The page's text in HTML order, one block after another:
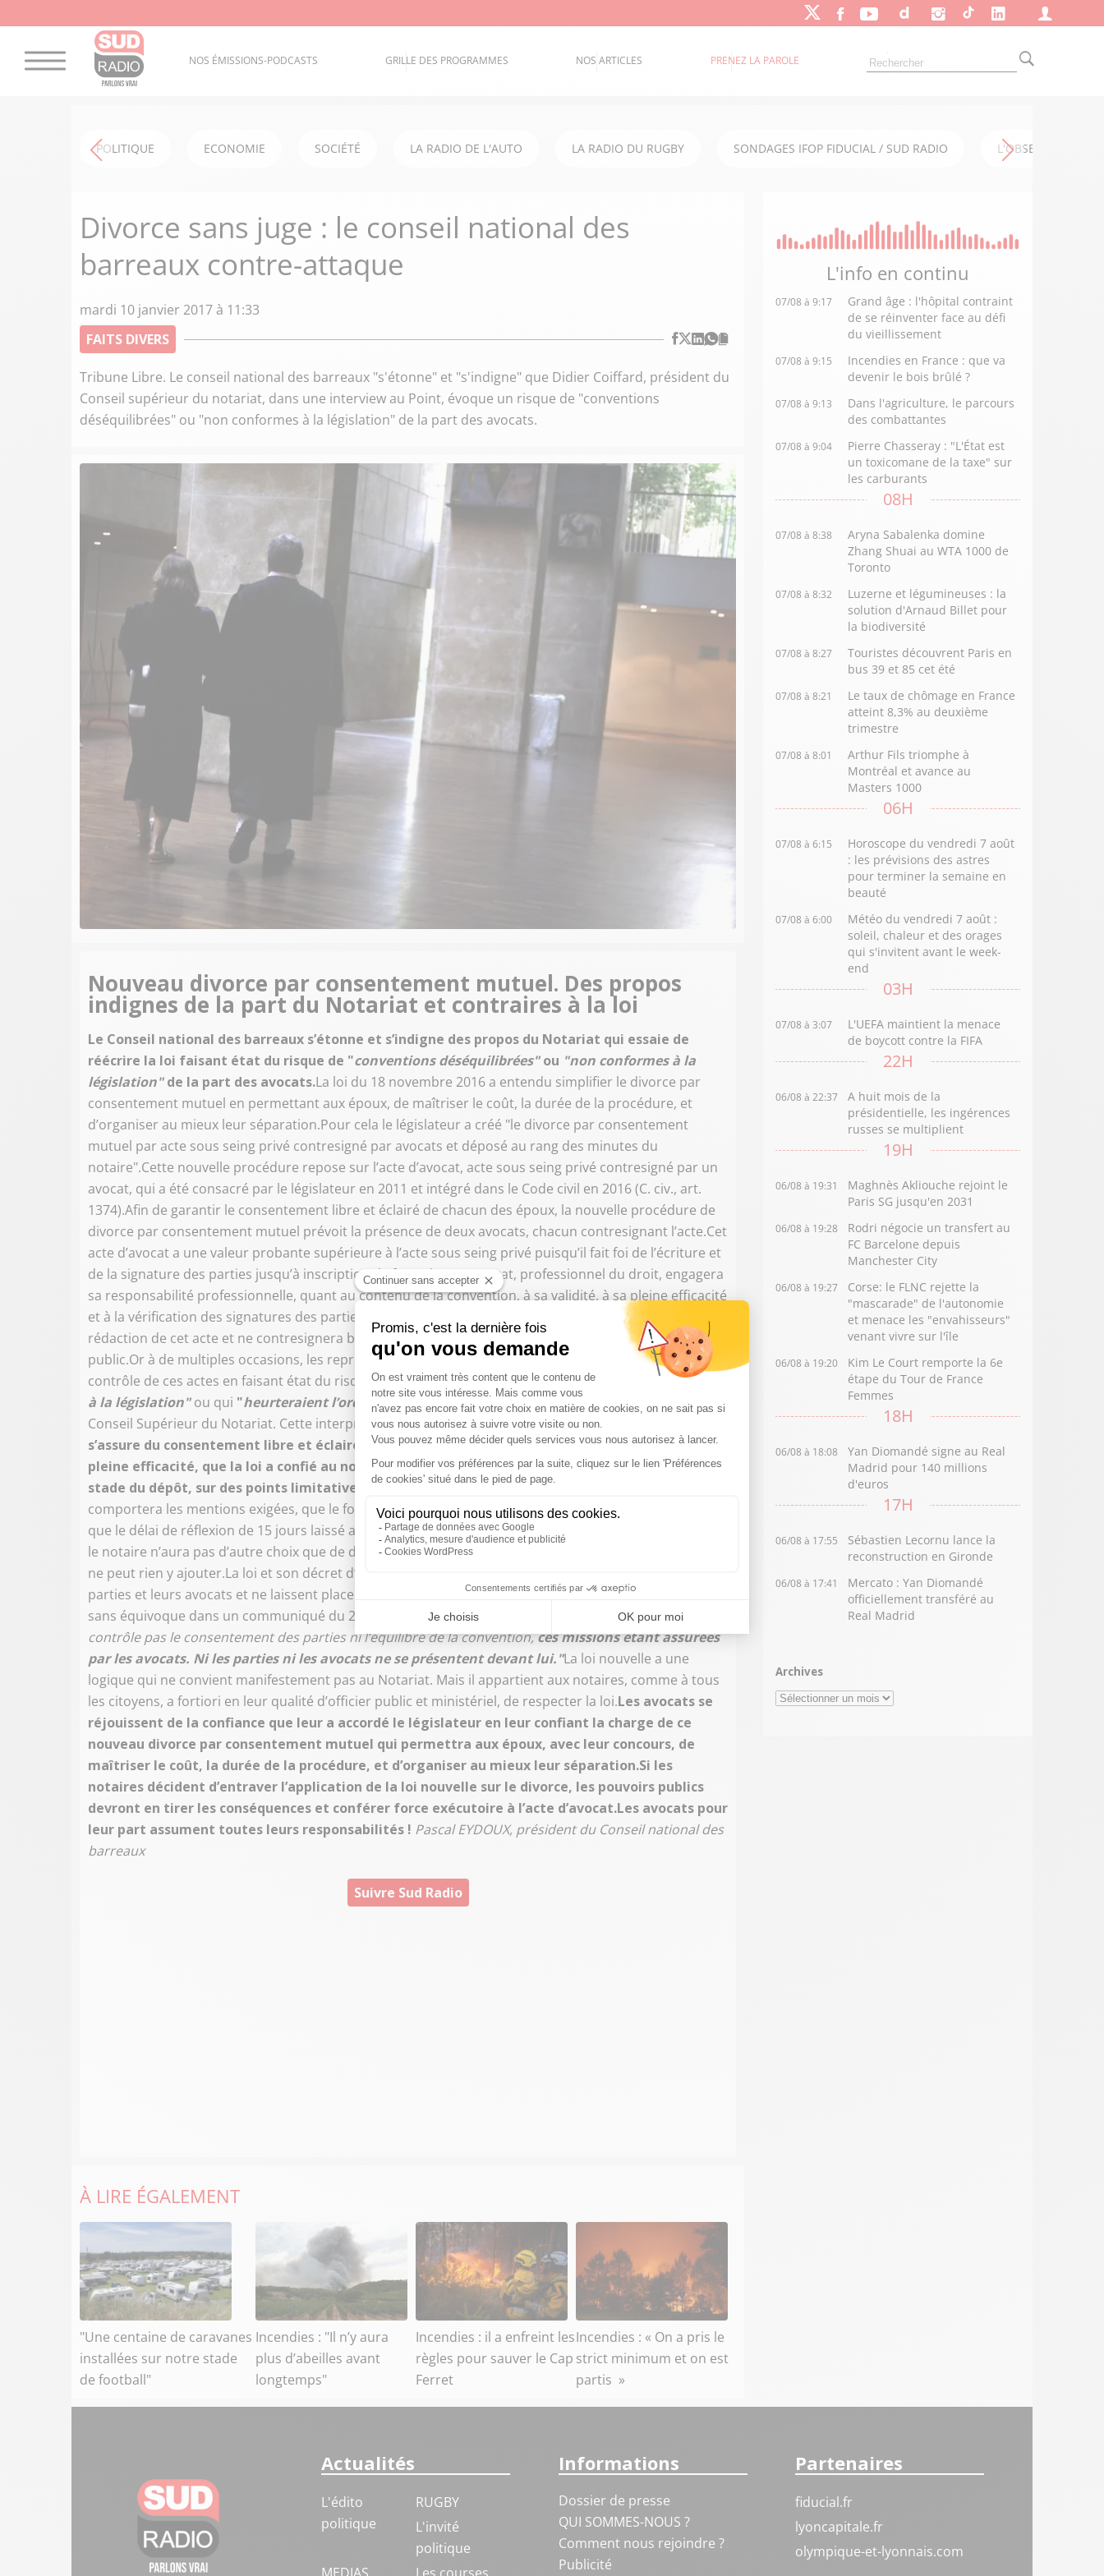
NOS ÉMISSIONS-PODCASTS GRILLE DES PROGRAMMES NOS ARTICLES PRENEZ LA PAROLE
POLITIQUE ECONOMIE SOCIÉTÉ LA RADIO DE L'AUTO LA RADIO DU RUGBY SONDAGES IFOP FIDUCIAL / SUD RADIO L'OBSERVATOIRE
Divorce sans juge : le conseil national des
barreaux contre-attaque
mardi 10 janvier 2017 à 11:33
FAITS DIVERS
Tribune Libre. Le conseil national des barreaux "s'étonne" et "s'indigne" que Didier Coiffard, président du
Conseil supérieur du notariat, dans une interview au Point, évoque un risque de "conventions
déséquilibrées" ou "non conformes à la législation" de la part des avocats.
Nouveau divorce par consentement mutuel. Des propos
indignes de la part du Notariat et contraires à la loi
Le Conseil national des barreaux s’étonne et s’indigne des propos du Notariat qui essaie de
réécrire la loi faisant état du risque de "conventions déséquilibrées"ou "non conformes à la
législation"de la part des avocats.La loi du 18 novembre 2016 a entendu simplifier le divorce par
consentement mutuel en permettant aux époux, de maîtriser le coût, la durée de la procédure, et
d’organiser au mieux leur séparation.Pour cela le législateur a créé "le divorce par consentement
mutuel par acte sous seing privé contresigné par avocats et déposé au rang des minutes du
notaire".Cette nouvelle procédure repose sur l’acte d’avocat, acte sous seing privé contresigné par un
avocat, qui a été consacré par le législateur en 2011 et intégré dans le Code civil en 2016 (C. civ., art.
1374).Afin de garantir le consentement libre et éclairé de chacun des époux, la nouvelle procédure de
divorce par consentement mutuel prévoit la présence de deux avocats, chacun contresignant l’acte.Cet
acte d’avocat a une valeur probante supérieure à l’acte sous seing privé puisqu’il fait foi de l’écriture et
de la signature des parties jusqu’à inscription de faux.Chaque avocat, professionnel du droit, engagera
sa responsabilité professionnelle, quant au contenu de la convention, à sa validité, à sa pleine efficacité
et à la vérification des signatures des parties. Il veillera au respect des lois et règlements lors de la
rédaction de cet acte et ne contresignera bien évidemment pas une convention contraire à l’ordre
public.Or à de multiples occasions, les représentants du Notariat ont exprimé leur volonté d’exercer un
contrôle de ces actes en faisant état du risquede"conventions déséquilibrées"ou
"non conformes
à la législation"ou qui "heurteraient l’ordre public"pour reprendre l'expression du Président du
Conseil Supérieur du Notariat. Cette interprétation n’est pas acceptableC’est parce que l’avocat
s’assure du consentement libre et éclairé des parties, de la validité de la convention et de sa
pleine efficacité, que la loi a confié au notaire un contrôle strictement formel de celle-ci au
stade du dépôt, sur des points limitativement énumérés par les textes.
comportera les mentions exigées, que le formulaire d’information signé par le mineur y sera joint et
que le délai de réflexion de 15 jours laissé aux parties avant de signer la convention aura été respecté,
le notaire n’aura pas d’autre choix que de déposer l’acte au rang des minutes : c’est ce que dit la loi et il
ne peut rien y ajouter.La loi et son décret d’application ne prévoient pas que le notaire reçoive les
parties et leurs avocats et ne laissent place à aucune interprétation. Le Garde des Sceaux l’a confirmé
sans équivoque dans un communiqué du 28 décembre 2016 : "Le notaire ne remplace pas le juge : il ne
contrôle pas le consentement des parties ni l’équilibre de la convention,ces missions étant assurées
par les avocats. Ni les parties ni les avocats ne se présentent devant lui."La loi nouvelle a une
logique qui ne convient manifestement pas au Notariat. Mais il appartient aux notaires, comme à tous
les citoyens, a fortiori en leur qualité d’officier public et ministériel, de respecter la loi.Les avocats se
réjouissent de la confiance que leur a accordé le législateur en leur confiant la charge de ce
nouveau divorce par consentement mutuel qui permettra aux époux, avec leur concours, de
maîtriser le coût, la durée de la procédure, et d’organiser au mieux leur séparation.Si les
notaires décident d’entraver l’application de la loi nouvelle sur le divorce, les pouvoirs publics
devront en tirer les conséquences et conférer force exécutoire à l’acte d’avocat.Les avocats pour
leur part assument toutes leurs responsabilités ! Pascal EYDOUX, président du Conseil national des
barreaux
Suivre Sud Radio
À LIRE ÉGALEMENT
"Une centaine de caravanes
installées sur notre stade
de football"
Incendies : "Il n’y aura
plus d’abeilles avant
longtemps"
Incendies : il a enfreint les
règles pour sauver le Cap
Ferret
Incendies : « On a pris le
strict minimum et on est
partis »
L'info en continu
07/08 à 9:17
Grand âge : l'hôpital contraint
de se réinventer face au défi
du vieillissement
07/08 à 9:15
Incendies en France : que va
devenir le bois brûlé ?
07/08 à 9:13
Dans l'agriculture, le parcours
des combattantes
07/08 à 9:04
Pierre Chasseray : "L'État est
un toxicomane de la taxe" sur
les carburants
08H
07/08 à 8:38
Aryna Sabalenka domine
Zhang Shuai au WTA 1000 de
Toronto
07/08 à 8:32
Luzerne et légumineuses : la
solution d'Arnaud Billet pour
la biodiversité
07/08 à 8:27
Touristes découvrent Paris en
bus 39 et 85 cet été
07/08 à 8:21
Le taux de chômage en France
atteint 8,3% au deuxième
trimestre
07/08 à 8:01
Arthur Fils triomphe à
Montréal et avance au
Masters 1000
06H
07/08 à 6:15
Horoscope du vendredi 7 août
: les prévisions des astres
pour terminer la semaine en
beauté
07/08 à 6:00
Météo du vendredi 7 août :
soleil, chaleur et des orages
qui s'invitent avant le week-
end
03H
07/08 à 3:07
L'UEFA maintient la menace
de boycott contre la FIFA
22H
06/08 à 22:37
A huit mois de la
présidentielle, les ingérences
russes se multiplient
19H
06/08 à 19:31
Maghnès Akliouche rejoint le
Paris SG jusqu'en 2031
06/08 à 19:28
Rodri négocie un transfert au
FC Barcelone depuis
Manchester City
06/08 à 19:27
Corse: le FLNC rejette la
"mascarade" de l'autonomie
et menace les "envahisseurs"
venant vivre sur l'île
06/08 à 19:20
Kim Le Court remporte la 6e
étape du Tour de France
Femmes
18H
06/08 à 18:08
Yan Diomandé signe au Real
Madrid pour 140 millions
d'euros
17H
06/08 à 17:55
Sébastien Lecornu lance la
reconstruction en Gironde
06/08 à 17:41
Mercato : Yan Diomandé
officiellement transféré au
Real Madrid
Archives
Archives
Actualités
L'édito
politique
RUGBY
L'invité
politique
Informations
Dossier de presse
QUI SOMMES-NOUS ?
Comment nous rejoindre ?
Publicité
Partenaires
fiducial.fr
lyoncapitale.fr
olympique-et-lyonnais.com